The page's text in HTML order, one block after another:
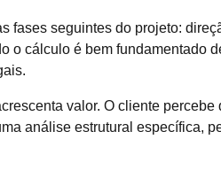
fases seguintes do projeto:
o cálculo é bem fundamentado
valor. O cliente
análise estrutural específica,